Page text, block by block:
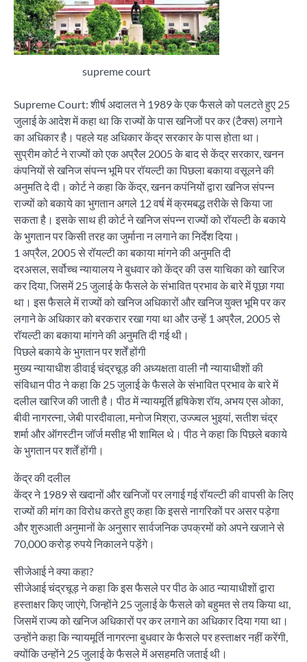
supreme court
Supreme Court: शीर्ष अदालत ने 1989 के एक फैसले को पलटते हुए 25
जुलाई के आदेश में कहा था कि राज्यों के पास खनिजों पर कर (टैक्स) लगाने
का अधिकार है। पहले यह अधिकार केंद्र सरकार के पास होता था।
सुप्रीम कोर्ट ने राज्यों को एक अप्रैल 2005 के बाद से केंद्र सरकार, खनन
कंपनियों से खनिज संपन्न भूमि पर रॉयल्टी का पिछला बकाया वसूलने की
अनुमति दे दी। कोर्ट ने कहा कि केंद्र, खनन कपंनियों द्वारा खनिज संपन्न
राज्यों को बकाये का भुगतान अगले 12 वर्ष में क्रमबद्ध तरीके से किया जा
सकता है। इसके साथ ही कोर्ट ने खनिज संपन्न राज्यों को रॉयल्टी के बकाये
के भुगतान पर किसी तरह का जुर्माना न लगाने का निर्देश दिया।
1 अप्रैल, 2005 से रॉयल्टी का बकाया मांगने की अनुमति दी
दरअसल, सर्वोच्च न्यायालय ने बुधवार को केंद्र की उस याचिका को खारिज
कर दिया, जिसमें 25 जुलाई के फैसले के संभावित प्रभाव के बारे में पूछा गया
था। इस फैसले में राज्यों को खनिज अधिकारों और खनिज युक्त भूमि पर कर
लगाने के अधिकार को बरकरार रखा गया था और उन्हें 1 अप्रैल, 2005 से
रॉयल्टी का बकाया मांगने की अनुमति दी गई थी।
पिछले बकाये के भुगतान पर शर्तें होंगी
मुख्य न्यायाधीश डीवाई चंद्रचूड़ की अध्यक्षता वाली नौ न्यायाधीशों की
संविधान पीठ ने कहा कि 25 जुलाई के फैसले के संभावित प्रभाव के बारे में
दलील खारिज की जाती है। पीठ में न्यायमूर्ति हृषिकेश रॉय, अभय एस ओका,
बीवी नागरत्ना, जेबी पारदीवाला, मनोज मिश्रा, उज्ज्वल भुइयां, सतीश चंद्र
शर्मा और ऑगस्टीन जॉर्ज मसीह भी शामिल थे। पीठ ने कहा कि पिछले बकाये
के भुगतान पर शर्तें होंगी।
केंद्र की दलील
केंद्र ने 1989 से खदानों और खनिजों पर लगाई गई रॉयल्टी की वापसी के लिए
राज्यों की मांग का विरोध करते हुए कहा कि इससे नागरिकों पर असर पड़ेगा
और शुरुआती अनुमानों के अनुसार सार्वजनिक उपक्रमों को अपने खजाने से
70,000 करोड़ रुपये निकालने पड़ेंगे।
सीजेआई ने क्या कहा?
सीजेआई चंद्रचूड़ ने कहा कि इस फैसले पर पीठ के आठ न्यायाधीशों द्वारा
हस्ताक्षर किए जाएंगे, जिन्होंने 25 जुलाई के फैसले को बहुमत से तय किया था,
जिसमें राज्य को खनिज अधिकारों पर कर लगाने का अधिकार दिया गया था।
उन्होंने कहा कि न्यायमूर्ति नागरत्ना बुधवार के फैसले पर हस्ताक्षर नहीं करेंगी,
क्योंकि उन्होंने 25 जुलाई के फैसले में असहमति जताई थी।